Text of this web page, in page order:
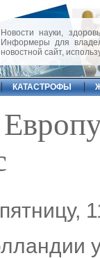
Новости науки,
Информеры для
новостной сайт,
КАТАСТРОФЫ